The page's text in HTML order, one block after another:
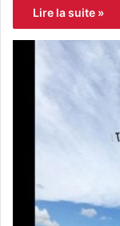
Lire la suite »